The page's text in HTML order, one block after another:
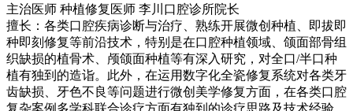
主治医师 种植修复医师 李川口腔诊所院长
擅长：各类口腔疾病诊断与治疗、熟练开展微创种植、即拔即
种即刻修复等前沿技术，特别是在口腔种植领域、颌面部骨组
织缺损的植骨术、颅颌面种植等有深入研究，对全口/半口种
植有独到的造诣。此外，在运用数字化全瓷修复系统对各类牙
齿缺损、牙色不良等问题进行微创美学修复方面，在各类口腔
复杂案例多学科联合诊疗方面有独到的诊疗思路及技术经验，